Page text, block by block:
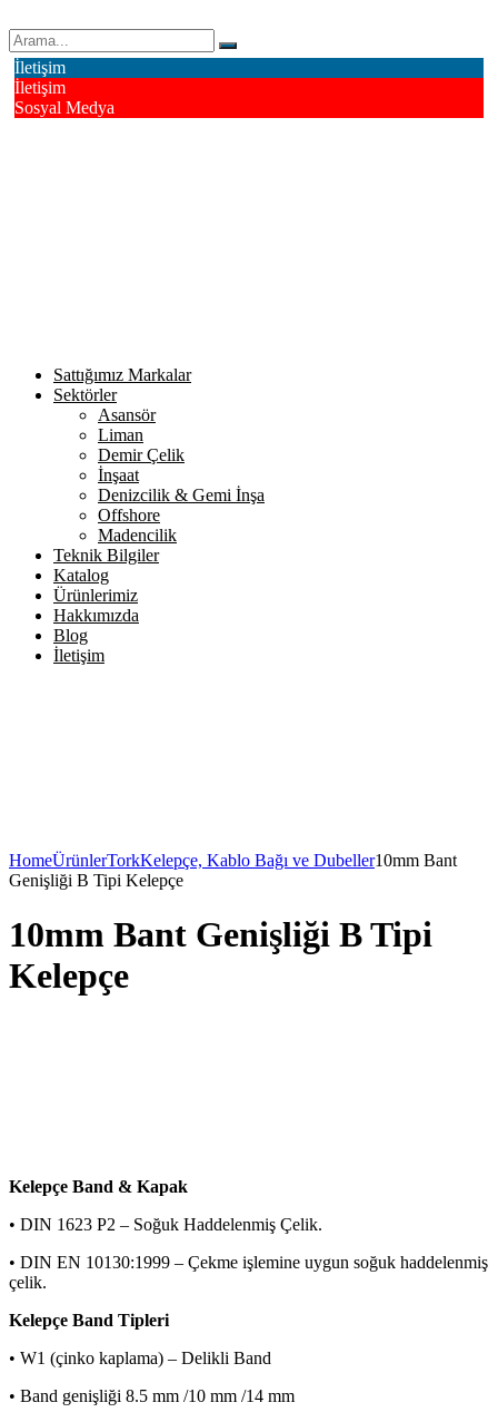
İletişim
İletişim
Sosyal Medya
Sattığımız Markalar
Sektörler
Asansör
Liman
Demir Çelik
İnşaat
Denizcilik & Gemi İnşa
Offshore
Madencilik
Teknik Bilgiler
Katalog
Ürünlerimiz
Hakkımızda
Blog
İletişim
HomeÜrünlerTorkKelepçe, Kablo Bağı ve Dubeller10mm Bant
Genişliği B Tipi Kelepçe
10mm Bant Genişliği B Tipi
Kelepçe
Kelepçe Band & Kapak
• DIN 1623 P2 – Soğuk Haddelenmiş Çelik.
• DIN EN 10130:1999 – Çekme işlemine uygun soğuk haddelenmiş
çelik.
Kelepçe Band Tipleri
• W1 (çinko kaplama) – Delikli Band
• Band genişliği 8.5 mm /10 mm /14 mm